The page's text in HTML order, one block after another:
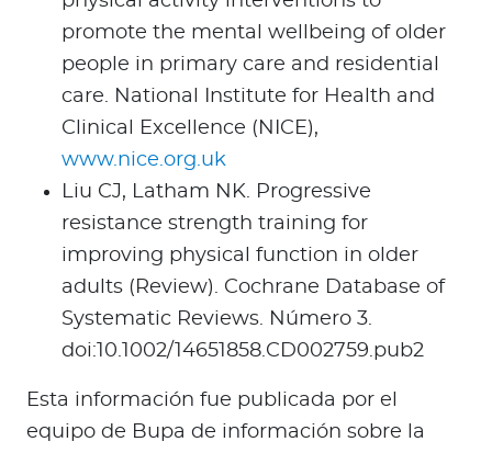
promote the mental wellbeing of older
people in primary care and residential
care. National Institute for Health and
Clinical Excellence (NICE),
www.nice.org.uk
Liu CJ, Latham NK. Progressive
resistance strength training for
improving physical function in older
adults (Review). Cochrane Database of
Systematic Reviews. Número 3.
doi:10.1002/14651858.CD002759.pub2
Esta información fue publicada por el
equipo de Bupa de información sobre la